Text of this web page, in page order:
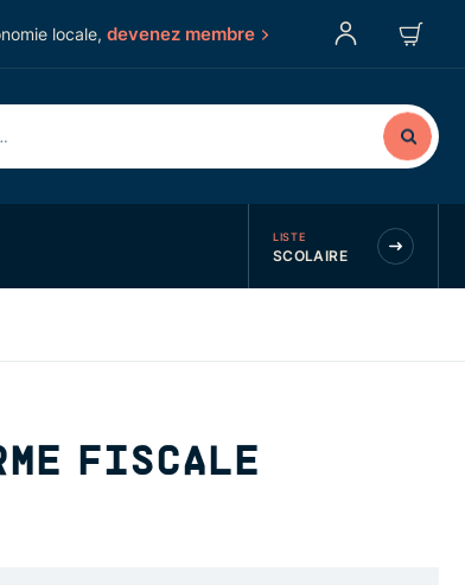
locale, devenez membre
LISTE
SCOLAIRE
FISCALE